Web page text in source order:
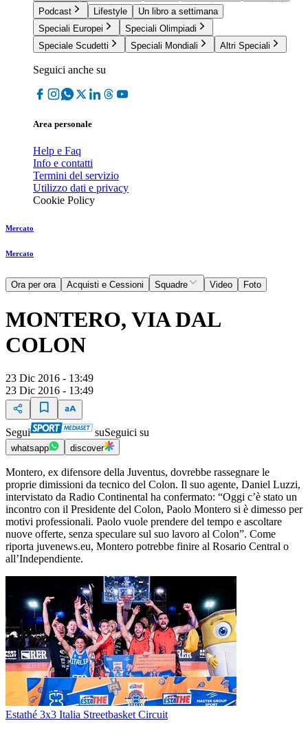
Podcast
Lifestyle
Un libro a settimana
Speciali Europei
Speciali Olimpiadi
Speciale Scudetti
Speciali Mondiali Altri Speciali
Seguici anche su
Area personale
Help e Faq
Info e contatti
Termini del servizio
Utilizzo dati e privacy
Cookie Policy
Mercato
Mercato
Ora per ora Acquisti e Cessioni Squadre Video Foto
MONTERO, VIA DAL
COLON
23 Dic 2016 - 13:49
23 Dic 2016 - 13:49
Segui suSeguici su
whatsapp discover
Montero, ex difensore della Juventus, dovrebbe rassegnare le
proprie dimissioni da tecnico del Colon. Il suo agente, Daniel Luzzi,
intervistato da Radio Continental ha confermato: “Oggi c’è stato un
incontro con il Presidente del Colon, Paolo Montero si è dimesso per
motivi professionali. Paolo vuole prendere del tempo e ascoltare
nuove offerte, senza speculare sul suo lavoro al Colon”. Come
riporta juvenews.eu, Montero potrebbe finire al Rosario Central o
all’Independiente.
Estathé 3x3 Italia Streetbasket Circuit